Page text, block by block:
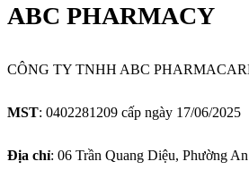
ABC PHARMACY
CÔNG TY TNHH ABC
MST: 0402281209 cấp ngày 17/06/2025
Địa chỉ: 06 Trần Quang Diệu, Phường